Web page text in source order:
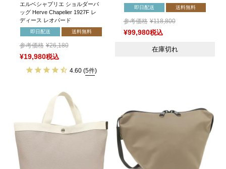
エルベシャプリエ ショルダーバ
ッグ Herve Chapelier 1927F レ
ディース レオパード
即日配送 送料無料
参考価格 ¥26,180
¥19,980税込
4.60 (5件)
即日配送 送料無料
参考価格 ¥118,800
¥99,980税込
在庫切れ